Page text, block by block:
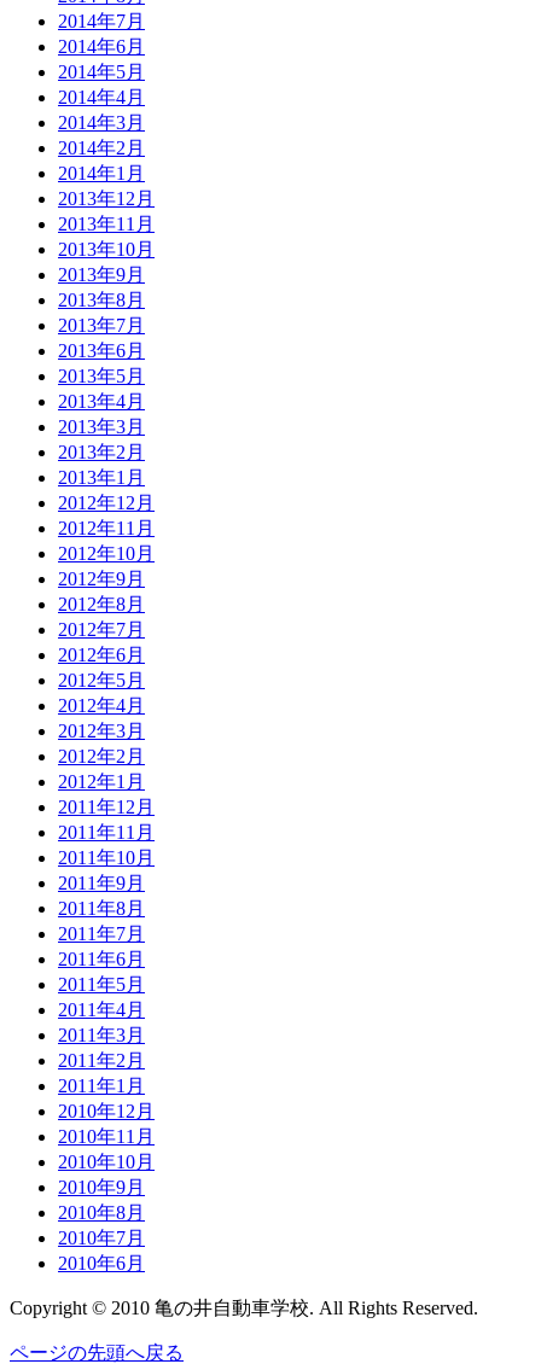
2014年7月
2014年6月
2014年5月
2014年4月
2014年3月
2014年2月
2014年1月
2013年12月
2013年11月
2013年10月
2013年9月
2013年8月
2013年7月
2013年6月
2013年5月
2013年4月
2013年3月
2013年2月
2013年1月
2012年12月
2012年11月
2012年10月
2012年9月
2012年8月
2012年7月
2012年6月
2012年5月
2012年4月
2012年3月
2012年2月
2012年1月
2011年12月
2011年11月
2011年10月
2011年9月
2011年8月
2011年7月
2011年6月
2011年5月
2011年4月
2011年3月
2011年2月
2011年1月
2010年12月
2010年11月
2010年10月
2010年9月
2010年8月
2010年7月
2010年6月
Copyright © 2010 亀の井自動車学校. All Rights Reserved.
ページの先頭へ戻る